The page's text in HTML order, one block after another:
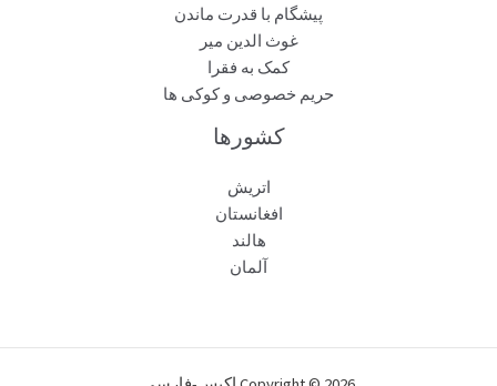
پیشگام با قدرت ماندن
غوث الدین میر
کمک به فقرا
حریم خصوصی و کوکی ها
کشورها
اتریش
افغانستان
هالند
آلمان